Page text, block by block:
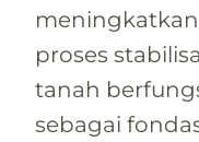
proses
tanah
sebagai